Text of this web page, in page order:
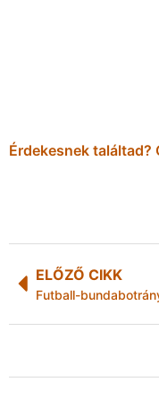
Érdekesnek találtad?
ELŐZŐ CIKK